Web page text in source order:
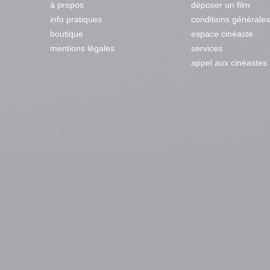
à propos
info pratiques
boutique
mentions légales
déposer un film
conditions générales
espace cinéaste
services
appel aux cinéastes